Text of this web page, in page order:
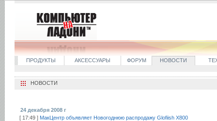
ПРОДУКТЫ АКСЕССУАРЫ ФОРУМ НОВОСТИ
НОВОСТИ
24 декабря 2008 г
[ 17:49 ] МакЦентр объявляет Новогоднюю распродажу Glofiish X800